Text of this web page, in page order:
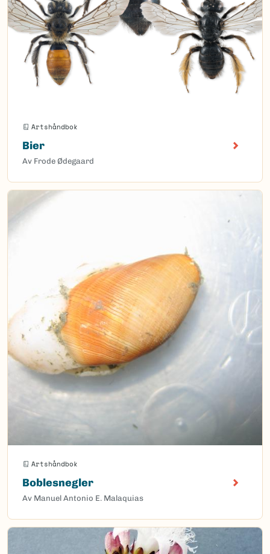
Artshåndbok
Bier
Av Frode Ødegaard
Artshåndbok
Boblesnegler
Av Manuel Antonio E. Malaquias